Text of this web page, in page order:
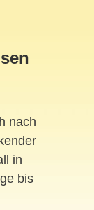
nach
in
bis